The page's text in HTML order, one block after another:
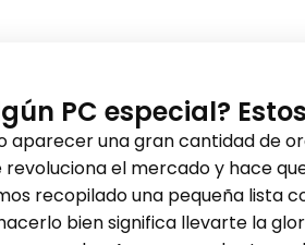
PC especial?
aparecer una gran cantidad de
el mercado y hace
recopilado una pequeña lista
bien significa llevarte la